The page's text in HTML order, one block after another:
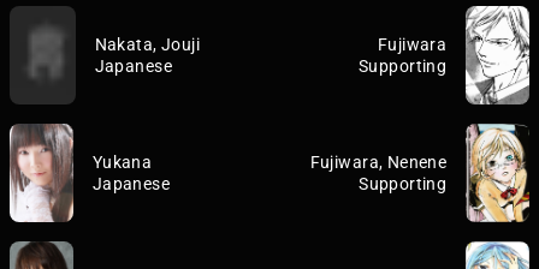
Nakata, Jouji
Japanese
Fujiwara
Supporting
Yukana
Japanese
Fujiwara, Nenene
Supporting